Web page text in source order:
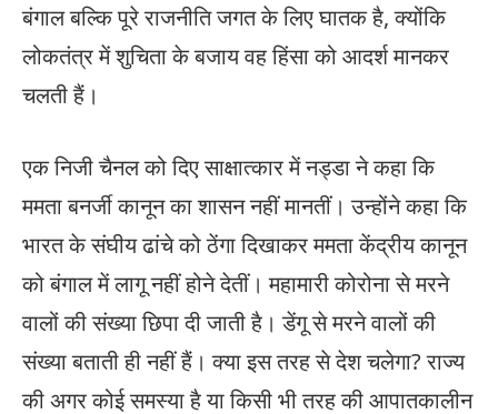
बंगाल बल्कि पूरे राजनीति जगत के लिए घातक है, क्योंकि
लोकतंत्र में शुचिता के बजाय वह हिंसा को आदर्श मानकर
चलती हैं।
एक निजी चैनल को दिए साक्षात्कार में नड्डा ने कहा कि
ममता बनर्जी कानून का शासन नहीं मानतीं। उन्होंने कहा कि
भारत के संघीय ढांचे को ठेंगा दिखाकर ममता केंद्रीय कानून
को बंगाल में लागू नहीं होने देतीं। महामारी कोरोना से मरने
वालों की संख्या छिपा दी जाती है। डेंगू से मरने वालों की
संख्या बताती ही नहीं हैं। क्या इस तरह से देश चलेगा? राज्य
की अगर कोई समस्या है या किसी भी तरह की आपातकालीन